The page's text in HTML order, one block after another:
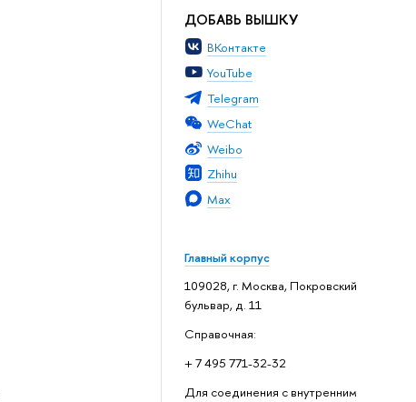
ДОБАВЬ ВЫШКУ
ВКонтакте
YouTube
Telegram
WeChat
Weibo
Zhihu
Max
Главный корпус
109028, г. Москва, Покровский
бульвар, д. 11
Справочная:
+ 7 495 771-32-32
Для соединения с внутренним